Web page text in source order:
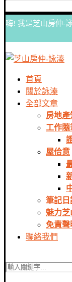
嗨! 我是芝山房仲-
首頁
關於詠溱
全部文章
房地產
工作隨
屋佮意
筆記日
魅力芝
免責聲
聯絡我們